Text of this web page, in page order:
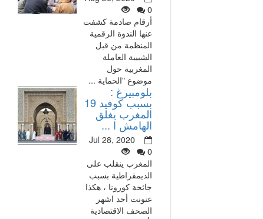
0
أرقام صادمة كشفت
عنها الندوة الرقمية
المنظمة من قبل
الشبيبة العاملة
المغربية حول
موضوع "الحماية ...
بلومبيرغ :
بسبب كوفيد 19
المغرب يغلق
الهامش ا ...
Jul 28, 2020
0
المغرب ينقلب على
الديمقراطية بسبب
جائحة كورونا ، هكذا
عنونت أحد اشهر
الصحف الاقتصادية